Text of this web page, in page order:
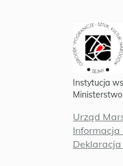
Instytucja
Urząd